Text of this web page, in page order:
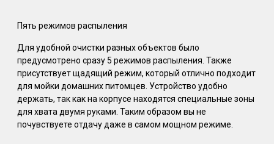
Пять режимов распыления
Для удобной очистки разных объектов было
предусмотрено сразу 5 режимов распыления. Также
присутствует щадящий режим, который отлично подходит
для мойки домашних питомцев. Устройство удобно
держать, так как на корпусе находятся специальные зоны
для хвата двумя руками. Таким образом вы не
почувствуете отдачу даже в самом мощном режиме.